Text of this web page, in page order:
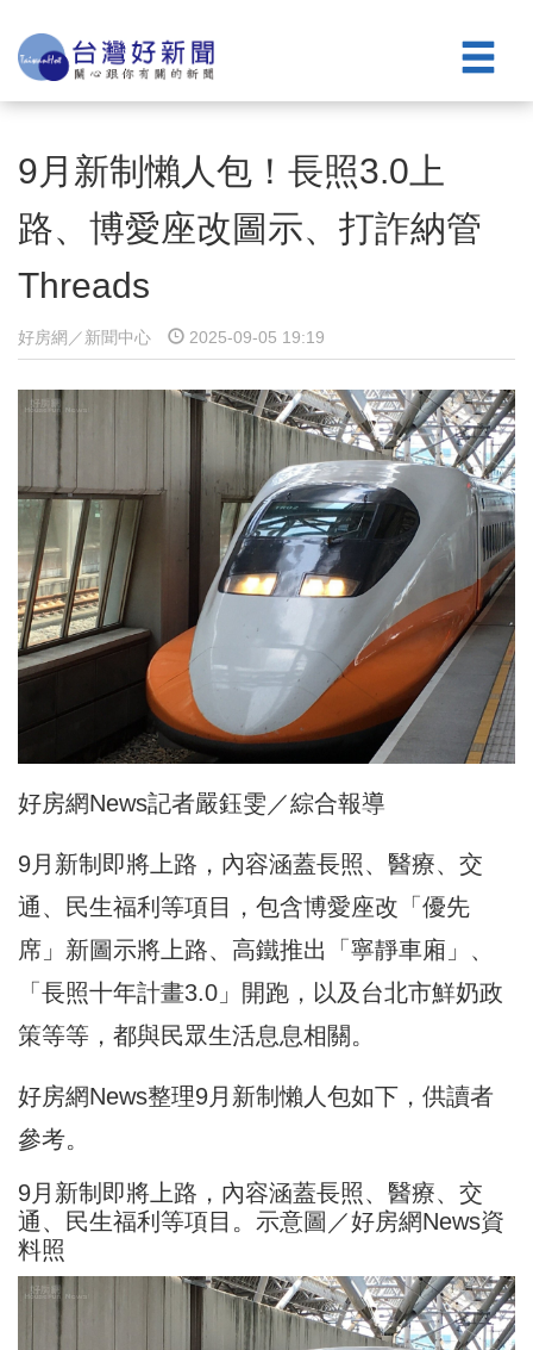
9月新制懶人包！長照3.0上
路、博愛座改圖示、打詐納管
Threads
好房網／新聞中心 2025-09-05 19:19
好房網News記者嚴鈺雯／綜合報導
9月新制即將上路，內容涵蓋長照、醫療、交
通、民生福利等項目，包含博愛座改「優先
席」新圖示將上路、高鐵推出「寧靜車廂」、
「長照十年計畫3.0」開跑，以及台北市鮮奶政
策等等，都與民眾生活息息相關。
好房網News整理9月新制懶人包如下，供讀者
參考。
9月新制即將上路，內容涵蓋長照、醫療、交
通、民生福利等項目。示意圖／好房網News資
料照